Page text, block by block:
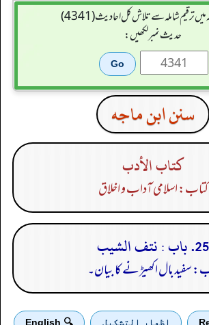
ترقیم شاملہ سے تلاش کل احادیث (4341)
حدیث نمبر لکھیں:
سنن ابن ماجه
كتاب الأدب
کتاب: اسلامی آداب و اخلاق
25. باب : نتف الشيب
سفید بال اکھیڑنے کا بیان۔
اظهار التشكيل 🔍 English